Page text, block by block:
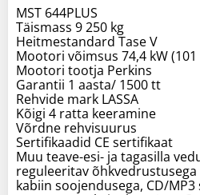
MST 644PLUS
Täismass 9 250 kg
Heitmestandard Tase V
Mootori võimsus 74,4 kW (101
Mootori tootja Perkins
Garantii 1 aasta/ 1500 tt
Rehvide mark LASSA
Kõigi 4 ratta keeramine
Võrdne rehvisuurus
Sertifikaadid CE sertifikaat
Muu teave-esi- ja tagasilla
reguleeritav
kabiin soojendusega, CD/